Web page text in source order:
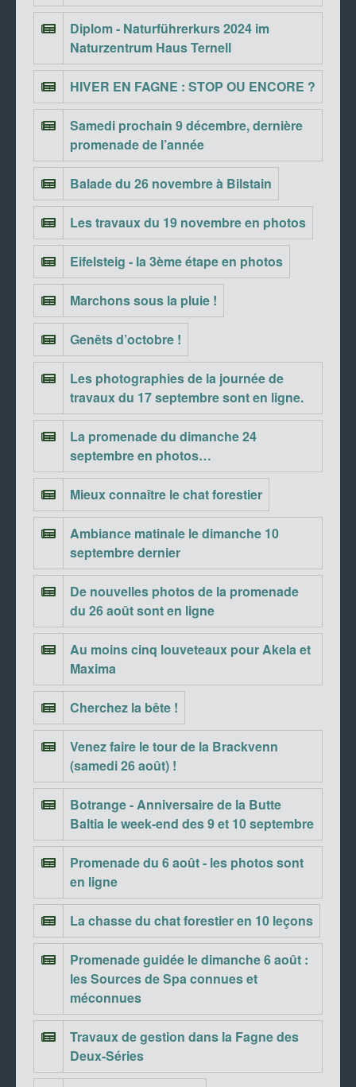
Diplom - Naturführerkurs 2024 im
Naturzentrum Haus Ternell
HIVER EN FAGNE : STOP OU ENCORE ?
Samedi prochain 9 décembre, dernière
promenade de l’année
Balade du 26 novembre à Bilstain
Les travaux du 19 novembre en photos
Eifelsteig - la 3ème étape en photos
Marchons sous la pluie !
Genêts d’octobre !
Les photographies de la journée de
travaux du 17 septembre sont en ligne.
La promenade du dimanche 24
septembre en photos…
Mieux connaître le chat forestier
Ambiance matinale le dimanche 10
septembre dernier
De nouvelles photos de la promenade
du 26 août sont en ligne
Au moins cinq louveteaux pour Akela et
Maxima
Cherchez la bête !
Venez faire le tour de la Brackvenn
(samedi 26 août) !
Botrange - Anniversaire de la Butte
Baltia le week-end des 9 et 10 septembre
Promenade du 6 août - les photos sont
en ligne
La chasse du chat forestier en 10 leçons
Promenade guidée le dimanche 6 août :
les Sources de Spa connues et
méconnues
Travaux de gestion dans la Fagne des
Deux-Séries